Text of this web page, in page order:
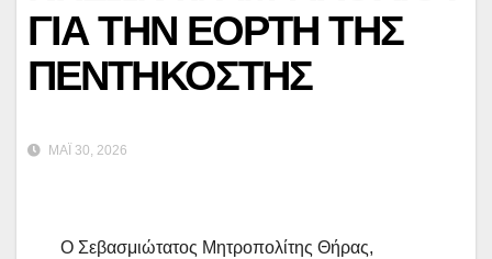
ΓΙΑ ΤΗΝ ΕΟΡΤΗ ΤΗΣ
ΠΕΝΤΗΚΟΣΤΗΣ
ΜΆΙ 30, 2026
Ο Σεβασμιώτατος Μητροπολίτης Θήρας,